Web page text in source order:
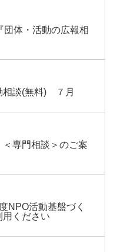
団体・活動の広報相
相談(無料) ７月
専門相談＞のご案
NPO活動基盤づく
用ください